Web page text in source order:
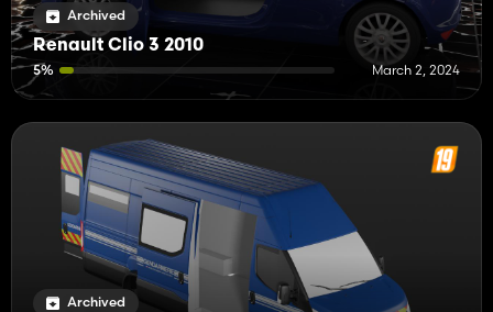
Archived
Renault Clio 3 2010
5% March 2, 2024
Archived